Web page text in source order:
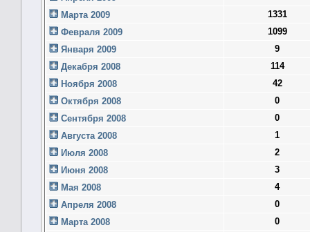
Марта 2009
1331
Февраля 2009
1099
Января 2009
9
Декабря 2008
114
Ноября 2008
42
Октября 2008
0
Сентября 2008
0
Августа 2008
1
Июля 2008
2
Июня 2008
3
Мая 2008
4
Апреля 2008
0
Марта 2008
0